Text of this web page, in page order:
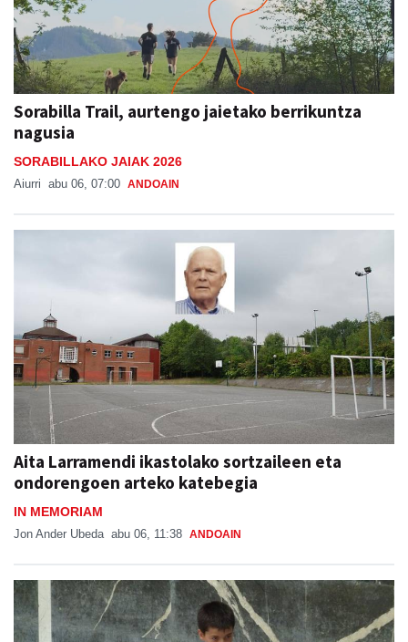
Sorabilla Trail, aurtengo jaietako berrikuntza
nagusia
SORABILLAKO JAIAK 2026
Aiurri abu 06, 07:00 ANDOAIN
Aita Larramendi ikastolako sortzaileen eta
ondorengoen arteko katebegia
IN MEMORIAM
Jon Ander Ubeda abu 06, 11:38 ANDOAIN